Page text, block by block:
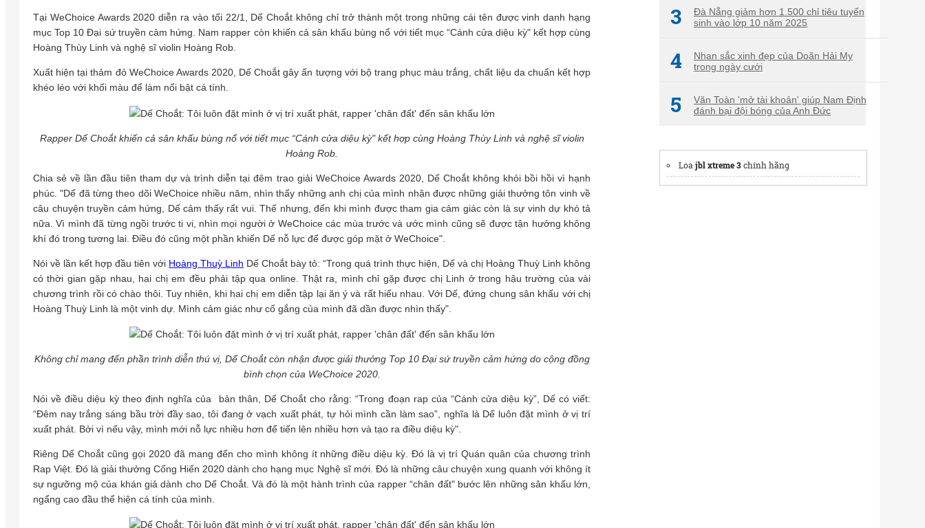
Tại WeChoice Awards 2020 diễn ra vào tối 22/1, Dế Choắt không chỉ trở thành một trong những cái tên được vinh danh hạng
mục Top 10 Đại sứ truyền cảm hứng. Nam rapper còn khiến cả sân khấu bùng nổ với tiết mục “Cánh cửa diệu kỳ" kết hợp cùng
Hoàng Thùy Linh và nghệ sĩ violin Hoàng Rob.
Xuất hiện tại thảm đỏ WeChoice Awards 2020, Dế Choắt gây ấn tượng với bộ trang phục màu trắng, chất liệu da chuẩn kết hợp
khéo léo với khối màu để làm nổi bật cá tính.
Rapper Dế Choắt khiến cả sân khấu bùng nổ với tiết mục “Cánh cửa diệu kỳ" kết hợp cùng Hoàng Thùy Linh và nghệ sĩ violin
Hoàng Rob.
Chia sẻ về lần đầu tiên tham dự và trình diễn tại đêm trao giải WeChoice Awards 2020, Dế Choắt không khỏi bồi hồi vì hạnh
phúc. "Dế đã từng theo dõi WeChoice nhiều năm, nhìn thấy những anh chị của mình nhận được những giải thưởng tôn vinh về
câu chuyện truyền cảm hứng, Dế cảm thấy rất vui. Thế nhưng, đến khi mình được tham gia cảm giác còn là sự vinh dự khó tả
nữa. Vì mình đã từng ngồi trước ti vi, nhìn mọi người ở WeChoice các mùa trước và ước mình cũng sẽ được tận hưởng không
khí đó trong tương lai. Điều đó cũng một phần khiến Dế nỗ lực để được góp mặt ở WeChoice".
Nói về lần kết hợp đầu tiên với Hoàng Thuỳ Linh Dế Choắt bày tỏ: “Trong quá trình thực hiện, Dế và chị Hoàng Thuỳ Linh không
có thời gian gặp nhau, hai chị em đều phải tập qua online. Thật ra, mình chỉ gặp được chị Linh ở trong hậu trường của vài
chương trình rồi có chào thôi. Tuy nhiên, khi hai chị em diễn tập lại ăn ý và rất hiểu nhau. Với Dế, đứng chung sân khấu với chị
Hoàng Thuỳ Linh là một vinh dự. Mình cảm giác như cố gắng của mình đã dần được nhìn thấy".
Không chỉ mang đến phần trình diễn thú vị, Dế Choắt còn nhận được giải thưởng Top 10 Đại sứ truyền cảm hứng do cộng đồng
bình chọn của WeChoice 2020.
Nói về điều diệu kỳ theo định nghĩa của bản thân, Dế Choắt cho rằng: “Trong đoạn rap của “Cánh cửa diệu kỳ”, Dế có viết:
“Đêm nay trắng sáng bầu trời đầy sao, tôi đang ở vạch xuất phát, tự hỏi mình cần làm sao”, nghĩa là Dế luôn đặt mình ở vị trí
xuất phát. Bởi vì nếu vậy, mình mới nỗ lực nhiều hơn để tiến lên nhiều hơn và tạo ra điều diệu kỳ".
Riêng Dế Choắt cũng gọi 2020 đã mang đến cho mình không ít những điều diệu kỳ. Đó là vị trí Quán quân của chương trình
Rap Việt. Đó là giải thưởng Cống Hiến 2020 dành cho hạng mục Nghệ sĩ mới. Đó là những câu chuyện xung quanh với không ít
sự ngưỡng mộ của khán giả dành cho Dế Choắt. Và đó là một hành trình của rapper “chân đất" bước lên những sân khấu lớn,
ngẩng cao đầu thể hiện cá tính của mình.
3
Đà Nẵng giảm hơn 1.500 chỉ tiêu tuyển
sinh vào lớp 10 năm 2025
4
Nhan sắc xinh đẹp của Doãn Hải My
trong ngày cưới
5
Văn Toàn 'mở tài khoản' giúp Nam Định
đánh bại đội bóng của Anh Đức
Loajbl xtreme 3chính hãng